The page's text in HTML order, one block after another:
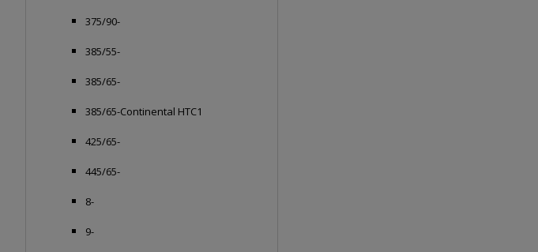
375/90-
385/55-
385/65-
385/65-Continental HTC1
425/65-
445/65-
8-
9-